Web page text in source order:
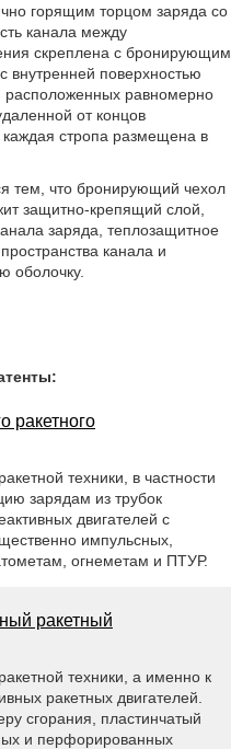
горящим торцом заряда со
канала между
скреплена с бронирующим
внутренней поверхностью
расположенных равномерно
от концов
каждая стропа размещена в
тем, что бронирующий чехол
защитно-крепящий слой,
заряда, теплозащитное
канала и
оболочку.
ракетного
техники, в частности
зарядам из трубок
двигателей с
импульсных,
огнеметам и ПТУР.
ракетный
техники, а именно к
ракетных двигателей.
сгорания, пластинчатый
и перфорированных